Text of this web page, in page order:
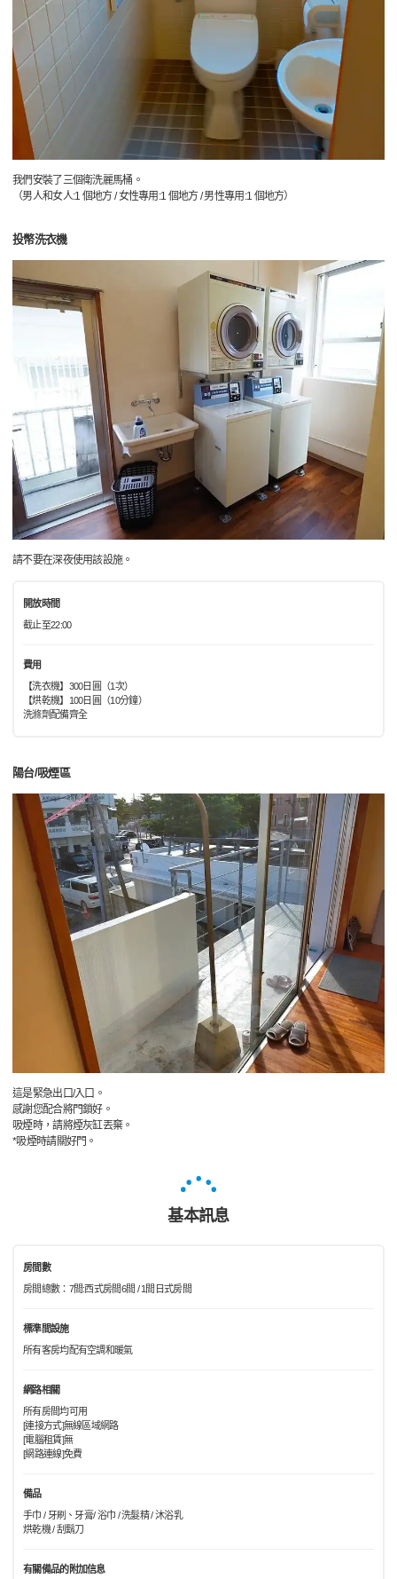
我們安裝了三個衛洗麗馬桶。
（男人和女人:1 個地方 / 女性專用:1 個地方 / 男性專用:1 個地方）
投幣洗衣機
請不要在深夜使用該設施。
開放時間
截止至22:00
費用
【洗衣機】300日圓（1次）
【烘乾機】100日圓（10分鐘）
洗滌劑配備齊全
陽台/吸煙區
這是緊急出口/入口。
感謝您配合將門鎖好。
吸煙時，請將煙灰缸丟棄。
*吸煙時請關好門。
基本訊息
房間數
房間總數：7間:西式房間6間 / 1間日式房間
標準間設施
所有客房均配有空調和暖氣
網路相關
所有房間均可用
[連接方式]無線區域網路
[電腦租賃]無
[網路連線]免費
備品
手巾 / 牙刷、牙膏/ 浴巾 / 洗髮精 / 沐浴乳
烘乾機 / 刮鬍刀
有關備品的附加信息